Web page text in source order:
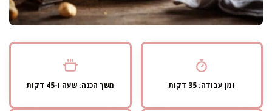
זמן עבודה: 35 דקות משך הכנה: שעה ו-45 דקות